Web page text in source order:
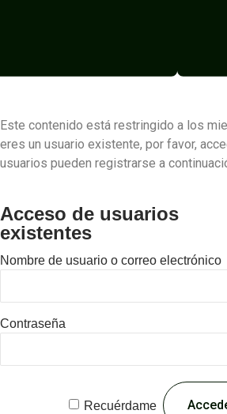
Este contenido está restringido a los
eres un usuario existente, por favor,
usuarios pueden registrarse a
Acceso de usuarios
existentes
Nombre de usuario o correo electrónico
Contraseña
Recuérdame